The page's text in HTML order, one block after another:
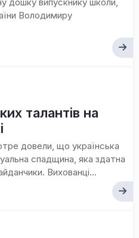
Володимиру
талантів на
довели, що українська
спадщина, яка здатна
Вихованці...